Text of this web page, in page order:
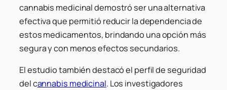
cannabis medicinal demostró ser una alternativa
efectiva que permitió reducir la dependencia de
estos medicamentos, brindando una opción más
segura y con menos efectos secundarios.
El estudio también destacó el perfil de seguridad
del cannabis medicinal. Los investigadores